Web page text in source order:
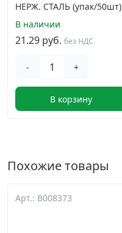
НЕРЖ. СТАЛЬ (упак/50шт)
В наличии
21.29 руб. без НДС
- +
В корзину
Похожие товары
Арт.: B008373